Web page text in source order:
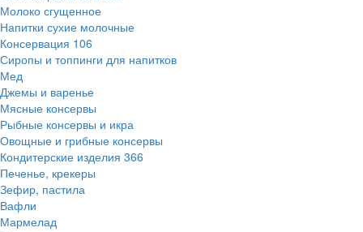
Молоко сгущенное
Напитки сухие молочные
Консервация 106
Сиропы и топпинги для напитков
Мед
Джемы и варенье
Мясные консервы
Рыбные консервы и икра
Овощные и грибные консервы
Кондитерские изделия 366
Печенье, крекеры
Зефир, пастила
Вафли
Мармелад